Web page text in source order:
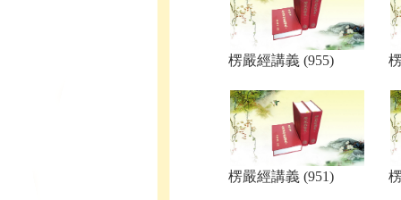
楞嚴經講義 (955)
楞嚴經講義 (951)